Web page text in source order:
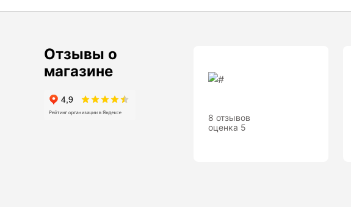
Штативы
Аксессуары для штатива
Штанги телескопические
Штативы геодезичесие
Отзывы о
магазине
8 отзывов
оценка 5